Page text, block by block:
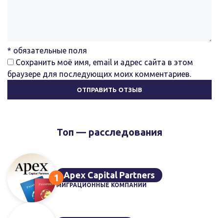
* обязательные поля
Сохранить моё имя, email и адрес сайта в этом
браузере для последующих моих комментариев.
Топ — расследования
Apex Capital Partners
МИГРАЦИОННЫЕ КОМПАНИИ